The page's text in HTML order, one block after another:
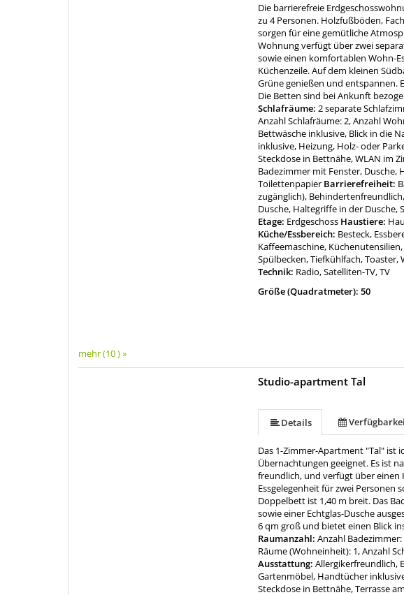
mehr (10 ) »
Die barrierefreie
zu 4 Personen. Holzfußböden,
sorgen für eine gemütliche
Wohnung verfügt über zwei
sowie einen komfortablen Wohn-
Küchenzeile. Auf dem kleinen
Grüne genießen und entspannen.
Die Betten sind bei Ankunft
Schlafräume: 2 separate
Anzahl Schlafräume: 2, Anzahl
Bettwäsche inklusive, Blick in die
inklusive, Heizung, Holz- oder
Steckdose in Bettnähe, WLAN im
Badezimmer mit Fenster,
Toilettenpapier Barrierefreiheit:
zugänglich),
Dusche, Haltegriffe in der
Etage: Erdgeschoss Haustiere:
Küche/Essbereich: Besteck,
Kaffeemaschine,
Spülbecken, Tiefkühlfach, Toaster,
Technik: Radio, Satelliten-TV, TV
Größe (Quadratmeter): 50
Studio-apartment Tal
Details
Das 1-Zimmer-Apartment "Tal" ist
Übernachtungen geeignet. Es ist
freundlich, und verfügt über einen
Essgelegenheit für zwei Personen
Doppelbett ist 1,40 m breit. Das
sowie einer Echtglas-Dusche
6 qm groß und bietet einen Blick
Raumanzahl:Anzahl
Räume (Wohneinheit): 1, Anzahl
Ausstattung:Allergikerfreundlich,
Gartenmöbel, Handtücher
Steckdose in Bettnähe, Terrasse